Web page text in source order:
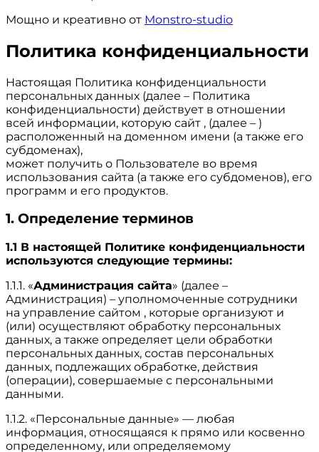
Мощно и креативно от Monstro-studio
Политика конфиденциальности
Настоящая Политика конфиденциальности
персональных данных (далее – Политика
конфиденциальности) действует в отношении
всей информации, которую сайт , (далее – )
расположенный на доменном имени (а также его
субдоменах),
может получить о Пользователе во время
использования сайта (а также его субдоменов), его
программ и его продуктов.
1. Определение терминов
1.1 В настоящей Политике конфиденциальности
используются следующие термины:
1.1.1. «Администрация сайта» (далее –
Администрация) – уполномоченные сотрудники
на управление сайтом , которые организуют и
(или) осуществляют обработку персональных
данных, а также определяет цели обработки
персональных данных, состав персональных
данных, подлежащих обработке, действия
(операции), совершаемые с персональными
данными.
1.1.2. «Персональные данные» — любая
информация, относящаяся к прямо или косвенно
определенному, или определяемому